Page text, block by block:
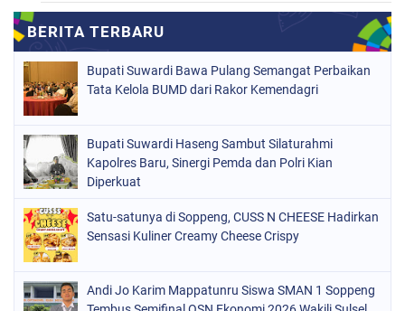
(78)
NASIONAL (748)
ORGANISASI
PERISTIWA
POLITIK
POLRI
SOPPENG (1149)
SULSEL
Bupati Suwardi Bawa Pulang Semangat Perbaikan
Tata Kelola BUMD dari Rakor Kemendagri
Bupati Suwardi Haseng Sambut Silaturahmi
Kapolres Baru, Sinergi Pemda dan Polri Kian
Diperkuat
Satu-satunya di Soppeng, CUSS N CHEESE Hadirkan
Sensasi Kuliner Creamy Cheese Crispy
Andi Jo Karim Mappatunru Siswa SMAN 1 Soppeng